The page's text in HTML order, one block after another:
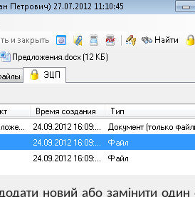
новий або замінити